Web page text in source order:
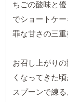
ちごの酸味と
でショートケ
罪な甘さの三重
お召し上がり
くなってきた
スプーンで練